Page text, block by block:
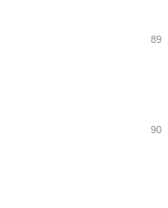
89
90